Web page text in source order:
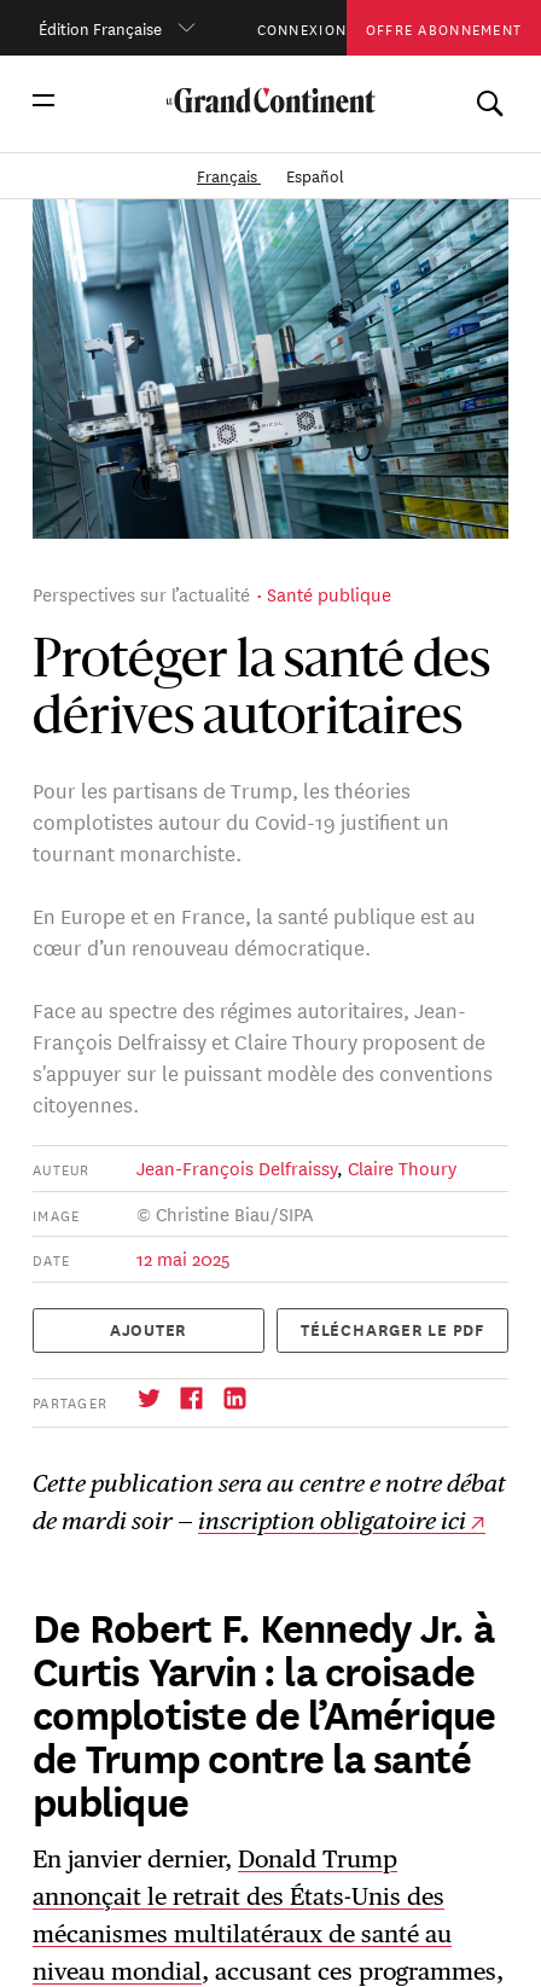
Édition Française CONNEXION OFFRE ABONNEMENT
Français Español
Protéger la santé des
dérives autoritaires
Perspectives sur l’actualité Santé publique
Pour les partisans de Trump, les théories
complotistes autour du Covid-19 justifient un
tournant monarchiste.
En Europe et en France, la santé publique est au
cœur d’un renouveau démocratique.
Face au spectre des régimes autoritaires, Jean-
François Delfraissy et Claire Thoury proposent de
s'appuyer sur le puissant modèle des conventions
citoyennes.
AUTEUR Jean-François Delfraissy, Claire Thoury
IMAGE © Christine Biau/SIPA
DATE 12 mai 2025
AJOUTER TÉLÉCHARGER LE PDF
PARTAGER
Cette publication sera au centre e notre débat
de mardi soir — inscription obligatoire ici
De Robert F. Kennedy Jr. à
Curtis Yarvin : la croisade
complotiste de l’Amérique
de Trump contre la santé
publique
En janvier dernier,Donald Trump
annonçait le retrait des États-Unis des
mécanismes multilatéraux de santé au
niveau mondial, accusant ces programmes,